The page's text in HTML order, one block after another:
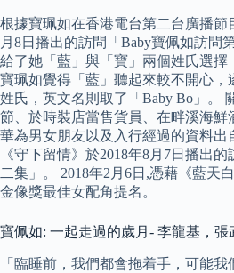
根據寶珮如在香港電台第二台廣播節
月8日播出的訪問「Baby寶佩如訪問
給了她「藍」與「寶」兩個姓氏選擇
寶珮如覺得「藍」聽起來較不開心，
姓氏，英文名則取了「Baby Bo」。
節、於時裝店當售貨員、在畔溪海鮮
華為男女朋友以及入行經過的資料出
《守下留情》於2018年8月7日播出
二集」。 2018年2月6日,憑藉《藍天
金像獎最佳女配角提名。
寶佩如: 一起走過的歲月- 李龍基，張
「臨睡前，我們都會拖着手，可能